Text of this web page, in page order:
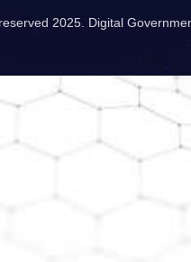
2025. Digital